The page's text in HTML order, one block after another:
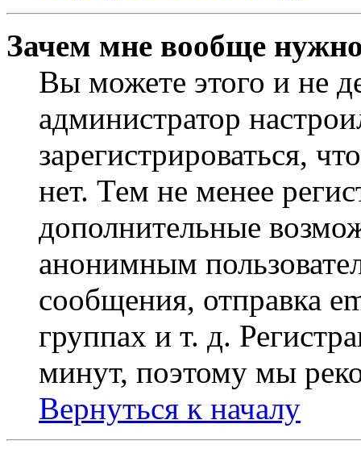
Зачем мне вообще
Вы можете этого и не
администратор
зарегистрироваться,
нет. Тем не менее
дополнительные
анонимным
сообщения, отправка
группах и т. д.
минут, поэтому мы
Вернуться к началу